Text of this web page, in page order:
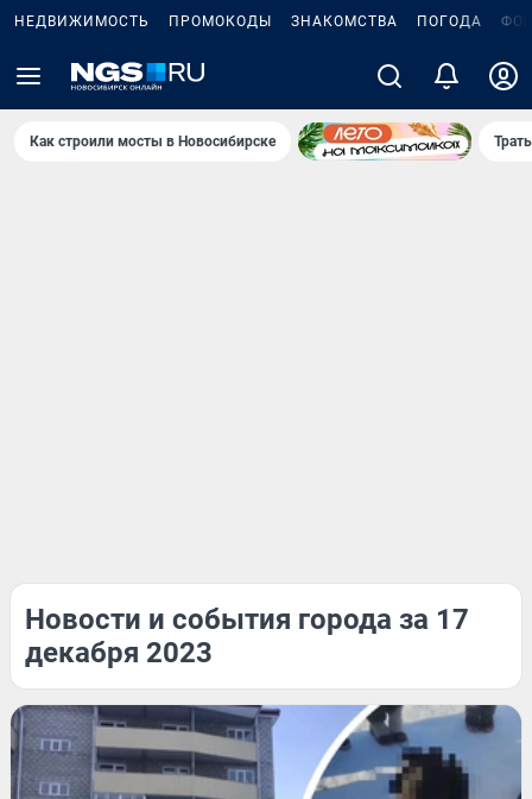
НЕДВИЖИМОСТЬ ПРОМОКОДЫ ЗНАКОМСТВА ПОГОДА
Как строили мосты в Новосибирске
Новости и события города за 17
декабря 2023